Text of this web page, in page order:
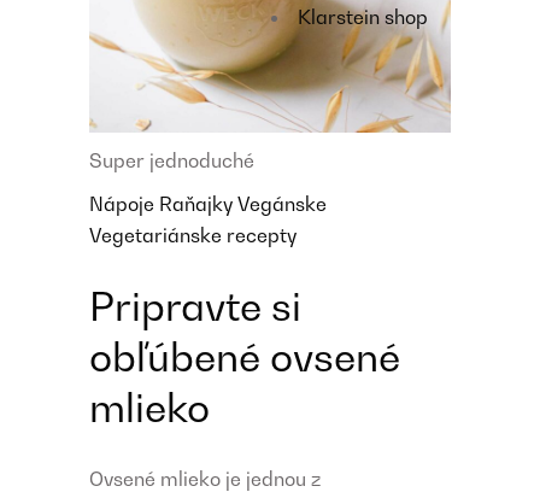
Klarstein shop
Super jednoduché
Nápoje Raňajky Vegánske
Vegetariánske recepty
Pripravte si
obľúbené ovsené
mlieko
Ovsené mlieko je jednou z